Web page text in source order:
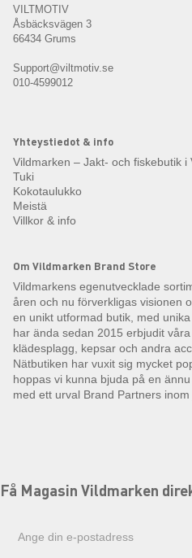
VILTMOTIV
Åsbäcksvägen 3
66434 Grums
Support@viltmotiv.se
010-4599012
Yhteystiedot & info
Vildmarken – Jakt- och fiskebutik i
Tuki
Kokotaulukko
Meistä
Villkor & info
Om Vildmarken Brand Store
Vildmarkens egenutvecklade
åren och nu förverkligas visionen
en unikt utformad butik, med
har ända sedan 2015 erbjudit
klädesplagg, kepsar och andra
Nätbutiken har vuxit sig mycket
hoppas vi kunna bjuda på en
med ett urval Brand Partners inom
Få Magasin Vildmarken
postadress